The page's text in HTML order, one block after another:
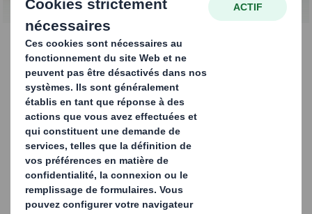
Elles sont équipées de camérasqui assurent un contrôle
continude la production.
Des spectrodensitomètres associés à des ateliers de
préparation d’encregarantissentla justesse
régularité des couleurs imprimées.
Tous ces équipements sont identiques ou compatibles
entre les différents sites de production.